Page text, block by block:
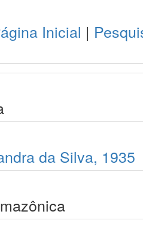
Inicial |
da Silva, 1935